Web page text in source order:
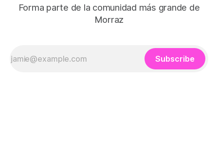
Forma parte de la comunidad más grande de
Morraz
Subscribe